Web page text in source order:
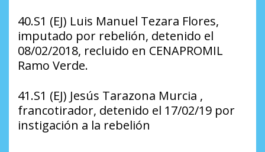
40.S1 (EJ) Luis Manuel Tezara Flores,
imputado por rebelión, detenido el
08/02/2018, recluido en CENAPROMIL
Ramo Verde.
41.S1 (EJ) Jesús Tarazona Murcia ,
francotirador, detenido el 17/02/19 por
instigación a la rebelión